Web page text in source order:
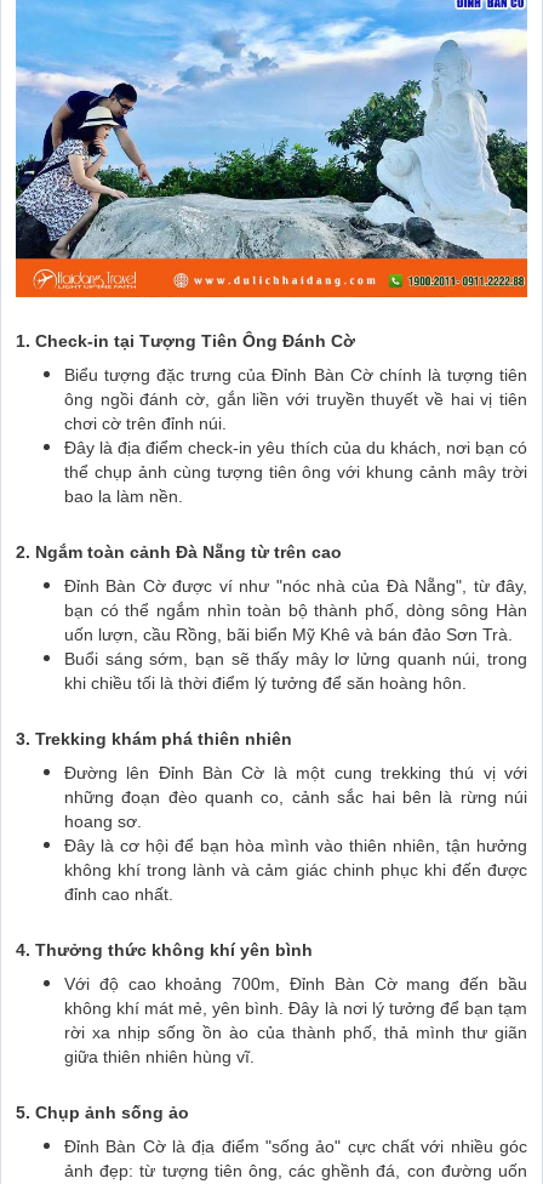
1. Check-in tại Tượng Tiên Ông Đánh Cờ
Biểu tượng đặc trưng của Đỉnh Bàn Cờ chính là tượng tiên
ông ngồi đánh cờ, gắn liền với truyền thuyết về hai vị tiên
chơi cờ trên đỉnh núi.
Đây là địa điểm check-in yêu thích của du khách, nơi bạn có
thể chụp ảnh cùng tượng tiên ông với khung cảnh mây trời
bao la làm nền.
2. Ngắm toàn cảnh Đà Nẵng từ trên cao
Đỉnh Bàn Cờ được ví như "nóc nhà của Đà Nẵng", từ đây,
bạn có thể ngắm nhìn toàn bộ thành phố, dòng sông Hàn
uốn lượn, cầu Rồng, bãi biển Mỹ Khê và bán đảo Sơn Trà.
Buổi sáng sớm, bạn sẽ thấy mây lơ lửng quanh núi, trong
khi chiều tối là thời điểm lý tưởng để săn hoàng hôn.
3. Trekking khám phá thiên nhiên
Đường lên Đỉnh Bàn Cờ là một cung trekking thú vị với
những đoạn đèo quanh co, cảnh sắc hai bên là rừng núi
hoang sơ.
Đây là cơ hội để bạn hòa mình vào thiên nhiên, tận hưởng
không khí trong lành và cảm giác chinh phục khi đến được
đỉnh cao nhất.
4. Thưởng thức không khí yên bình
Với độ cao khoảng 700m, Đỉnh Bàn Cờ mang đến bầu
không khí mát mẻ, yên bình. Đây là nơi lý tưởng để bạn tạm
rời xa nhịp sống ồn ào của thành phố, thả mình thư giãn
giữa thiên nhiên hùng vĩ.
5. Chụp ảnh sống ảo
Đỉnh Bàn Cờ là địa điểm "sống ảo" cực chất với nhiều góc
ảnh đẹp: từ tượng tiên ông, các ghềnh đá, con đường uốn